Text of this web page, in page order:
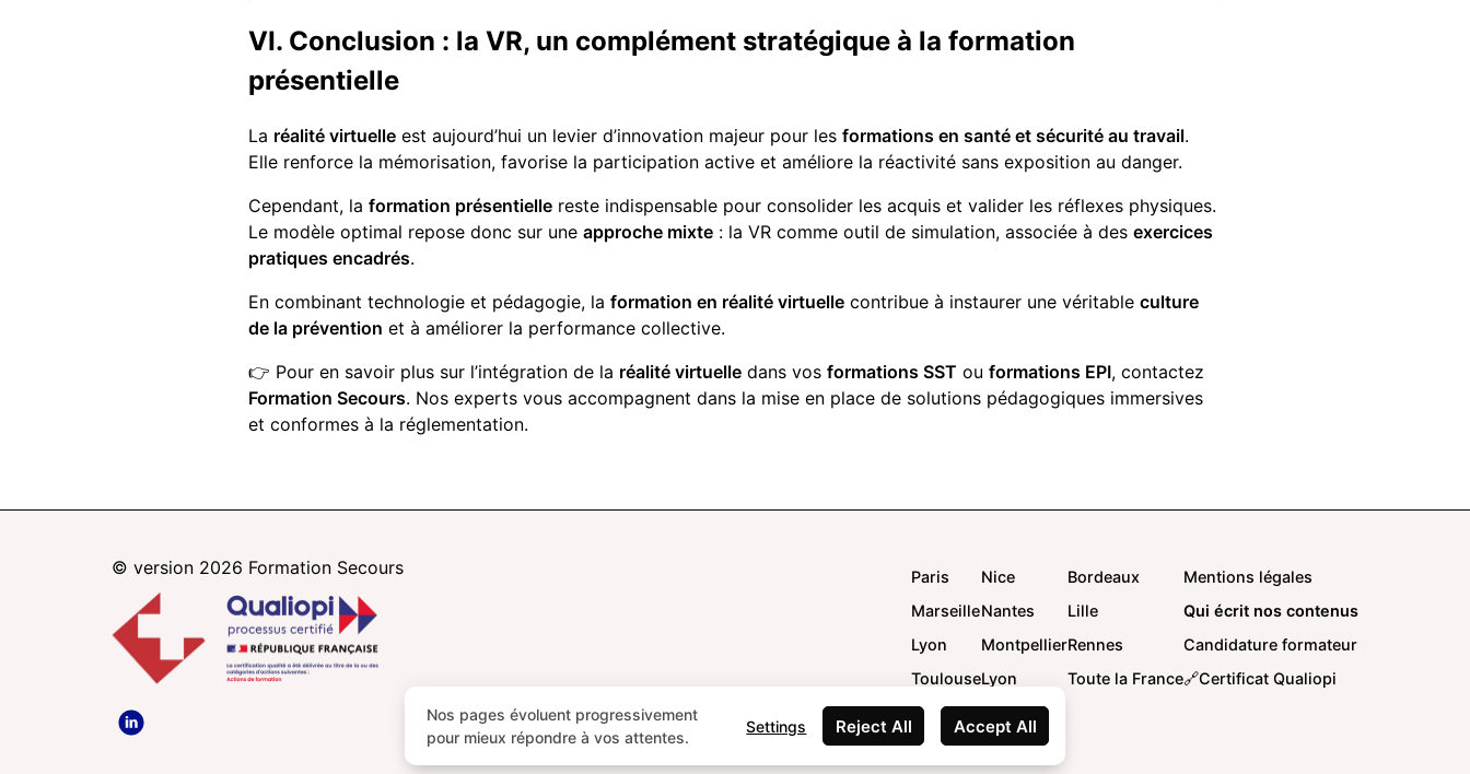
VI. Conclusion : la VR, un complément stratégique à la formation
présentielle
La réalité virtuelle est aujourd’hui un levier d’innovation majeur pour les formations en santé et sécurité au travail.
Elle renforce la mémorisation, favorise la participation active et améliore la réactivité sans exposition au danger.
Cependant, la formation présentielle reste indispensable pour consolider les acquis et valider les réflexes physiques.
Le modèle optimal repose donc sur une approche mixte : la VR comme outil de simulation, associée à des exercices
pratiques encadrés.
En combinant technologie et pédagogie, la formation en réalité virtuelle contribue à instaurer une véritable culture
de la prévention et à améliorer la performance collective.
👉 Pour en savoir plus sur l’intégration de la réalité virtuelle dans vos formations SST ou formations EPI, contactez
Formation Secours. Nos experts vous accompagnent dans la mise en place de solutions pédagogiques immersives
et conformes à la réglementation.
© version 2026 Formation Secours
Paris
Marseille
Lyon
Toulouse
Nice
Nantes
Montpellier
Lyon
Bordeaux
Lille
Rennes
Toute la France
Mentions légales
Qui écrit nos contenus
Candidature formateur
🔗Certificat Qualiopi
Nos pages évoluent progressivement
pour mieux répondre à vos attentes.
Settings Reject All Accept All